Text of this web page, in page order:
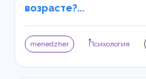
возрасте?...
menedzher Психология